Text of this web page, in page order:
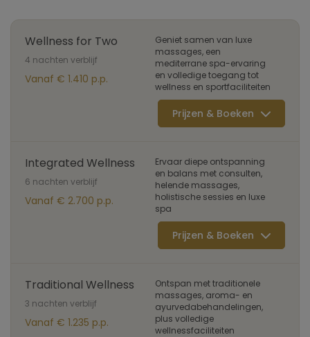
Wellness for Two
4 nachten verblijf
Vanaf € 1.410 p.p.
Geniet samen van luxe
massages, een
mediterrane spa-ervaring
en volledige toegang tot
wellness en sportfaciliteiten
Prijzen & Boeken
Integrated Wellness
6 nachten verblijf
Vanaf € 2.700 p.p.
Ervaar diepe ontspanning
en balans met consulten,
helende massages,
holistische sessies en luxe
spa
Prijzen & Boeken
Traditional Wellness
3 nachten verblijf
Vanaf € 1.235 p.p.
Ontspan met traditionele
massages, aroma- en
ayurvedabehandelingen,
plus volledige
wellnessfaciliteiten